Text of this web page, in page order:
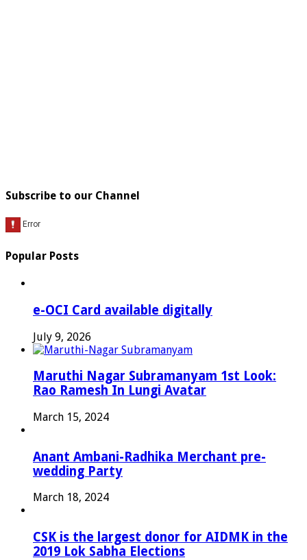
Subscribe to our Channel
Popular Posts
e-OCI Card available digitally
July 9, 2026
Maruthi Nagar Subramanyam 1st Look:
Rao Ramesh In Lungi Avatar
March 15, 2024
Anant Ambani-Radhika Merchant pre-
wedding Party
March 18, 2024
CSK is the largest donor for AIDMK in the
2019 Lok Sabha Elections